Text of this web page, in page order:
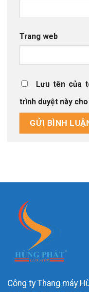
Trang web
Lưu tên của
trình duyệt này
Công ty Thang máy